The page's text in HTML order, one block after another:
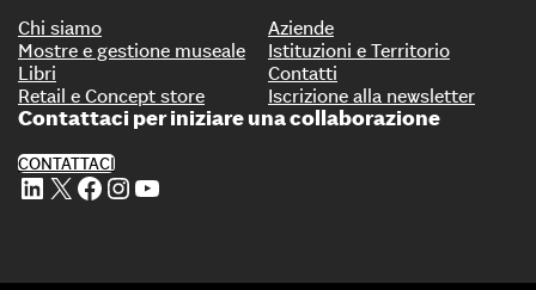
Chi siamo
Mostre e gestione museale
Libri
Retail e Concept store
Aziende
Istituzioni e Territorio
Contatti
Iscrizione alla newsletter
Contattaci per iniziare una collaborazione
CONTATTACI
Profilo Linkedin di 24 ORE Cultura Profilo X di 24 ORE Cultura Profilo Facebook di 24 ORE Cultura Profilo Instagram di 24 ORE Cultura Profilo Youtube di 24 ORE Cultura